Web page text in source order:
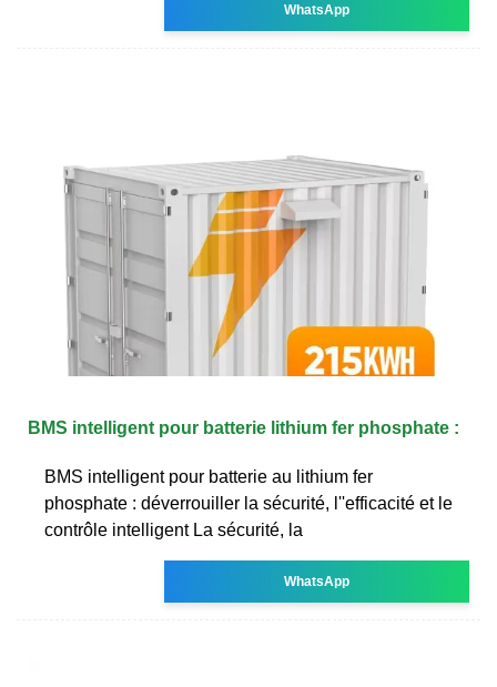
WhatsApp
BMS intelligent pour batterie lithium fer phosphate :
BMS intelligent pour batterie au lithium fer
phosphate : déverrouiller la sécurité, l''efficacité et le
contrôle intelligent La sécurité, la
WhatsApp